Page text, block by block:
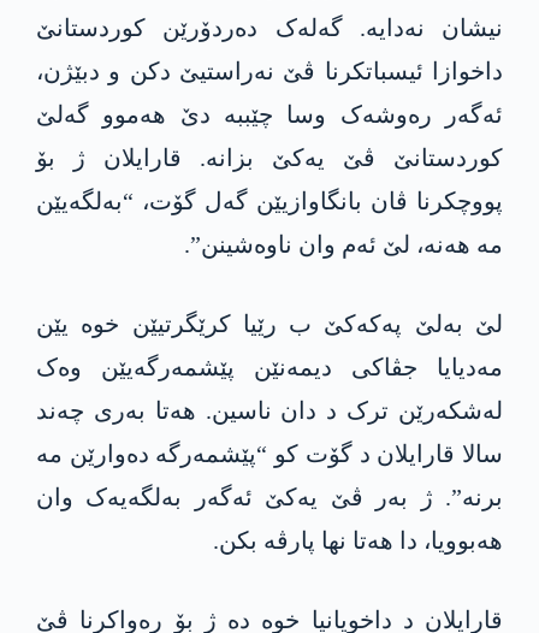
نیشان نەدایە. گەلەک دەردۆرێن کوردستانێ
داخوازا ئیسباتکرنا ڤێ نەراستیێ دکن و دبێژن،
ئەگەر رەوشەک وسا چێببە دێ ھەموو گەلێ
کوردستانێ ڤێ یەکێ بزانە. قارایلان ژ بۆ
پووچکرنا ڤان بانگاوازیێن گەل گۆت، “بەلگەیێن
مە ھەنە، لێ ئەم وان ناوەشینن”.
لێ بەلێ پەکەکێ ب رێیا کرێگرتیێن خوە یێن
مەدیایا جڤاکی دیمەنێن پێشمەرگەیێن وەک
لەشکەرێن ترک د دان ناسین. ھەتا بەری چەند
سالا قارایلان د گۆت کو “پێشمەرگە دەوارێن مە
برنە”. ژ بەر ڤێ یەکێ ئەگەر بەلگەیەک وان
ھەبوویا، دا هەتا نها پارڤە بکن.
قارایلان د داخویانیا خوە دە ژ بۆ رەواکرنا ڤێ